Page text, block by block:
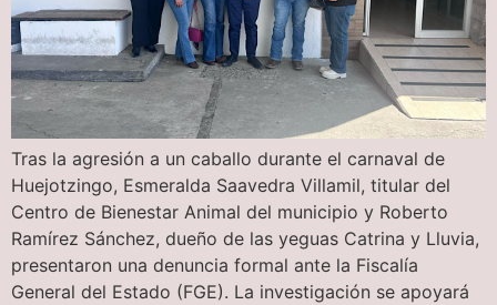
Tras la agresión a un caballo durante el carnaval de
Huejotzingo, Esmeralda Saavedra Villamil, titular del
Centro de Bienestar Animal del municipio y Roberto
Ramírez Sánchez, dueño de las yeguas Catrina y Lluvia,
presentaron una denuncia formal ante la Fiscalía
General del Estado (FGE). La investigación se apoyará